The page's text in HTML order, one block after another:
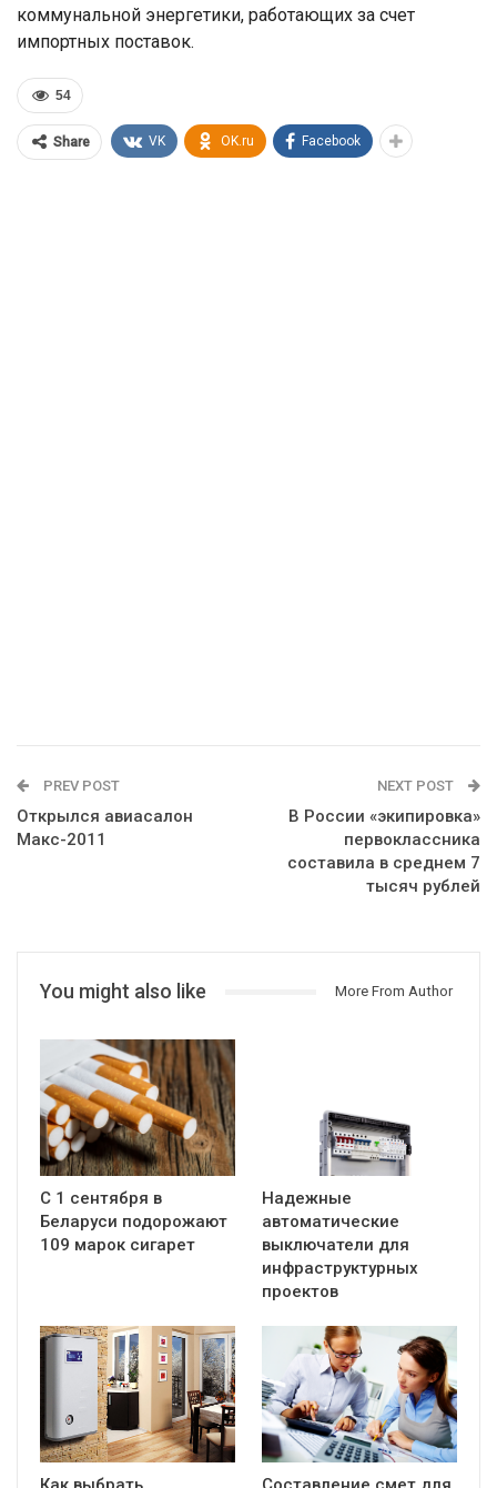
коммунальной энергетики, работающих за счет
импортных поставок.
54
Share VK OK.ru Facebook
PREV POST
Открылся авиасалон
Макс-2011
NEXT POST
В России «экипировка»
первоклассника
составила в среднем 7
тысяч рублей
You might also like More From Author
С 1 сентября в
Беларуси подорожают
109 марок сигарет
Надежные
автоматические
выключатели для
инфраструктурных
проектов